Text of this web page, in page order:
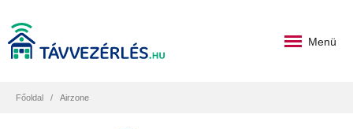
Menü
Főoldal Airzone